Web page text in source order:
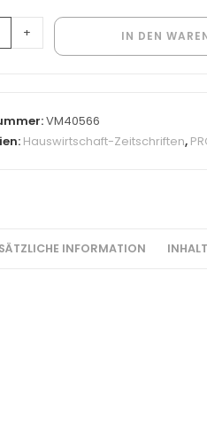
+ IN DEN
VM40566
Hauswirtschaft-Zeitschriften,
INFORMATION